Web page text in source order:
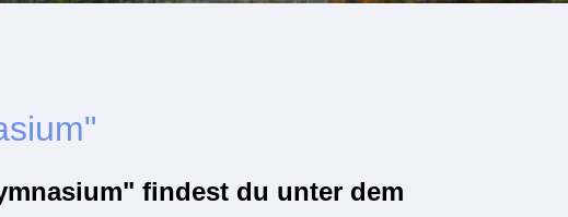
findest du unter dem